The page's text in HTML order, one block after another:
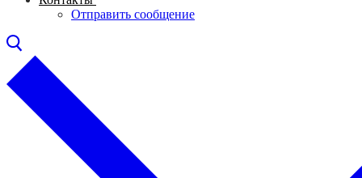
Отправить сообщение